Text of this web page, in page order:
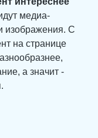
медиа-
изображения. С
на странице
а значит -